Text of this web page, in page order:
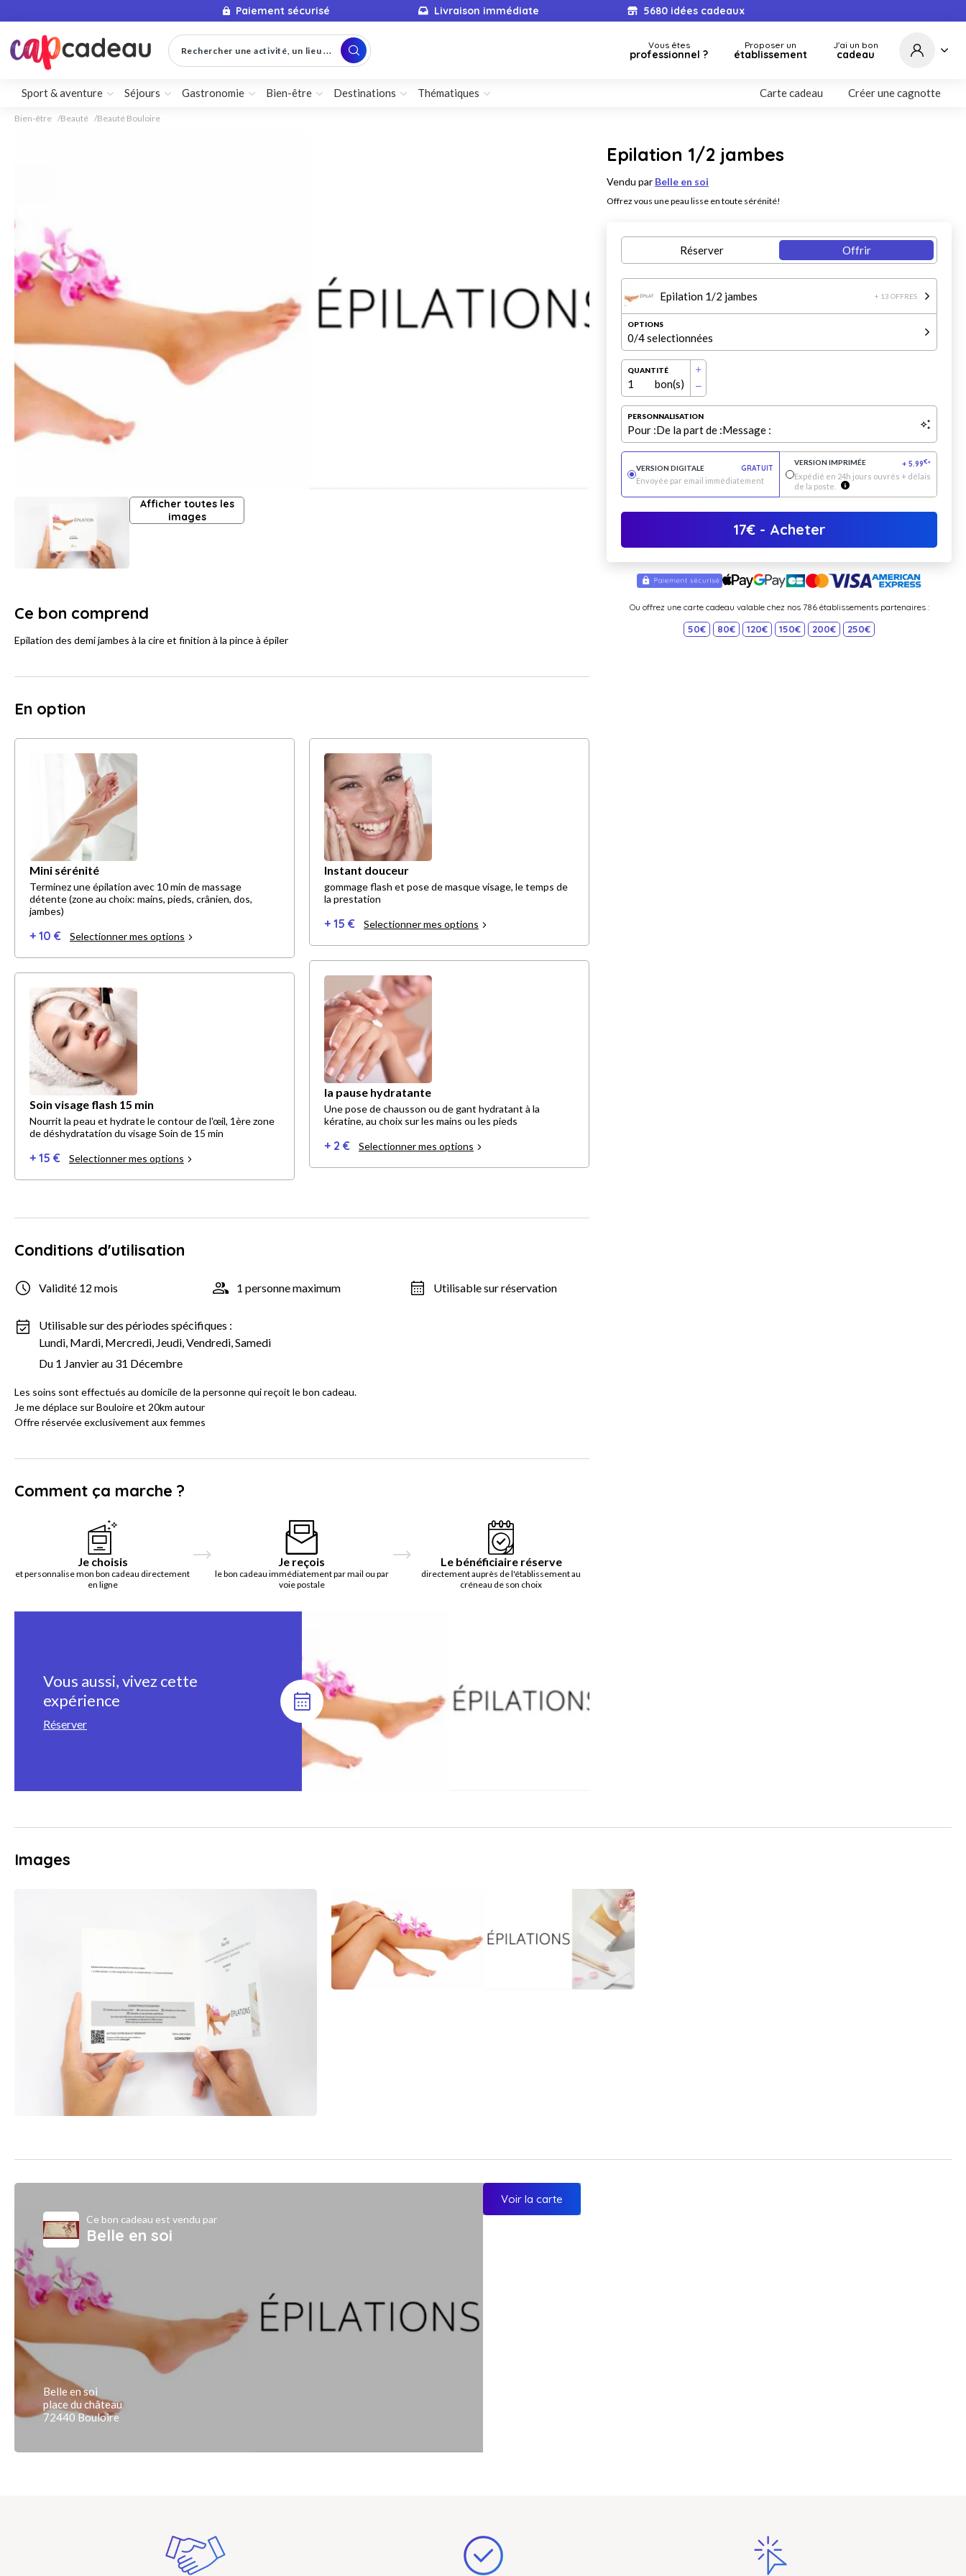
Paiement sécurisé Livraison immédiate 5680idées cadeaux
Rechercher une activité, un lieu ... Vous êtes
professionnel ?
Proposer un
établissement
J'ai un bon
cadeau
Sport & aventure Séjours Gastronomie Bien-être Destinations Thématiques Carte cadeau Créer une cagnotte
Bien-être Beauté Beauté Bouloire
Afficher toutes les
images
Epilation 1/2 jambes
Vendu par Belle en soi
Offrez vous une peau lisse en toute sérénité!
Réserver Offrir
Epilation 1/2 jambes + 13 OFFRES
OPTIONS
0/4 selectionnées
QUANTITÉ
1 bon(s)
PERSONNALISATION
Pour :De la part de :Message :
VERSION DIGITALE
GRATUIT
Envoyée par email immédiatement
VERSION IMPRIMÉE + 5.99€*
Expédié en 24h jours ouvrés + délais
de la poste.
17€- Acheter
Ou offrez une carte cadeau valable chez nos 786 établissements partenaires :
50€ 80€ 120€ 150€ 200€ 250€
Ce bon comprend
Epilation des demi jambes à la cire et finition à la pince à épiler
En option
Mini sérénité
Terminez une épilation avec 10 min de massage
détente (zone au choix: mains, pieds, crânien, dos,
jambes)
+ 10 € Selectionner mes options
Soin visage flash 15 min
Nourrit la peau et hydrate le contour de l'œil, 1ère zone
de déshydratation du visage Soin de 15 min
+ 15 € Selectionner mes options
Instant douceur
gommage flash et pose de masque visage, le temps de
la prestation
+ 15 € Selectionner mes options
la pause hydratante
Une pose de chausson ou de gant hydratant à la
kératine, au choix sur les mains ou les pieds
+ 2 € Selectionner mes options
Conditions d'utilisation
Validité 12 mois 1 personne maximum Utilisable sur réservation
Utilisable sur des périodes spécifiques :
Lundi, Mardi, Mercredi, Jeudi, Vendredi, Samedi
Du 1 Janvier au 31 Décembre
Les soins sont effectués au domicile de la personne qui reçoit le bon cadeau.
Je me déplace sur Bouloire et 20km autour
Offre réservée exclusivement aux femmes
Comment ça marche ?
Je choisis
et personnalise mon bon cadeau directement
en ligne
Je reçois
le bon cadeau immédiatement par mail ou par
voie postale
Le bénéficiaire réserve
directement auprès de l'établissement au
créneau de son choix
Vous aussi, vivez cette
expérience
Réserver
Images
Ce bon cadeau est vendu par
Belle en soi
Belle en soi
place du château
72440 Bouloire
Voir la carte